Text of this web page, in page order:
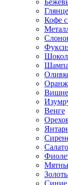
Кофе
Венге
Синие